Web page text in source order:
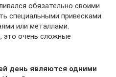
обязательно своими
специальными привесками
или металлами.
это очень сложные
день являются одними